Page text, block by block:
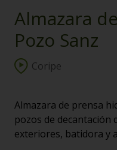
Almazara
Pozo Sanz
Coripe
Almazara de prensa
pozos de decantación
exteriores, batidora y